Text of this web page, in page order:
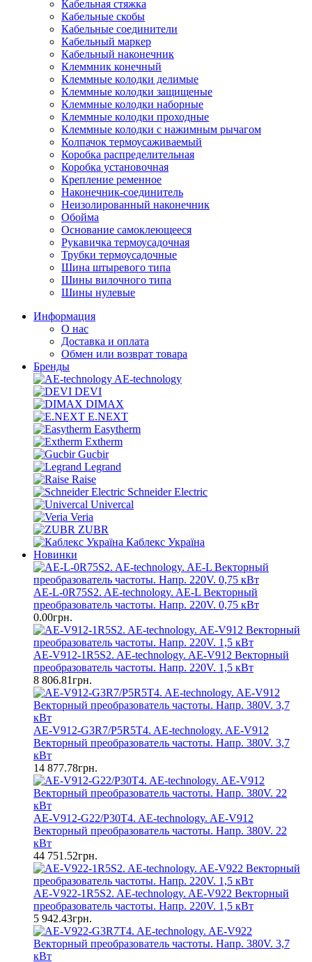
Кабельная стяжка
Кабельные скобы
Кабельные соединители
Кабельный маркер
Кабельный наконечник
Клеммник конечный
Клеммные колодки делимые
Клеммные колодки защищеные
Клеммные колодки наборные
Клеммные колодки проходные
Клеммные колодки с нажимным рычагом
Колпачок термоусаживаемый
Коробка распределительная
Коробка установочная
Крепление ременное
Наконечник-соединитель
Неизолированный наконечник
Обойма
Основание самоклеющееся
Рукавичка термоусадочная
Трубки термоусадочные
Шина штыревого типа
Шины вилочного типа
Шины нулевые
Информация
О нас
Доставка и оплата
Обмен или возврат товара
Бренды
AE-technology
DEVI
DIMAX
E.NEXT
Easytherm
Extherm
Gucbir
Legrand
Raise
Schneider Electric
Univercal
Veria
ZUBR
Каблекс Україна
Новинки
AE-L-0R75S2. AE-technology. AE-L Векторный
преобразователь частоты. Напр. 220V. 0,75 кВт
0.00грн.
AE-V912-1R5S2. AE-technology. AE-V912 Векторный
преобразователь частоты. Напр. 220V. 1,5 кВт
8 806.81грн.
AE-V912-G3R7/P5R5T4. AE-technology. AE-V912
Векторный преобразователь частоты. Напр. 380V. 3,7
кВт
14 877.78грн.
AE-V912-G22/P30T4. AE-technology. AE-V912
Векторный преобразователь частоты. Напр. 380V. 22
кВт
44 751.52грн.
AE-V922-1R5S2. AE-technology. AE-V922 Векторный
преобразователь частоты. Напр. 220V. 1,5 кВт
5 942.43грн.